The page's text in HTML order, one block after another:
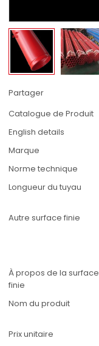
Partager
Catalogue de Produit
English details
Marque
Norme technique
Longueur du tuyau
Autre surface finie
À propos de la surface
finie
Nom du produit
Prix unitaire